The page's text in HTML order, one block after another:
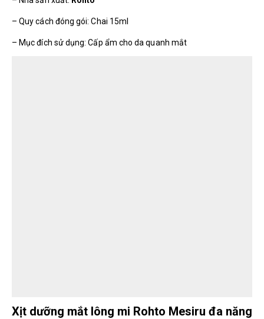
– Quy cách đóng gói: Chai 15ml
– Mục đích sử dụng: Cấp ẩm cho da quanh mắt
Xịt dưỡng mắt lông mi Rohto Mesiru đa năng